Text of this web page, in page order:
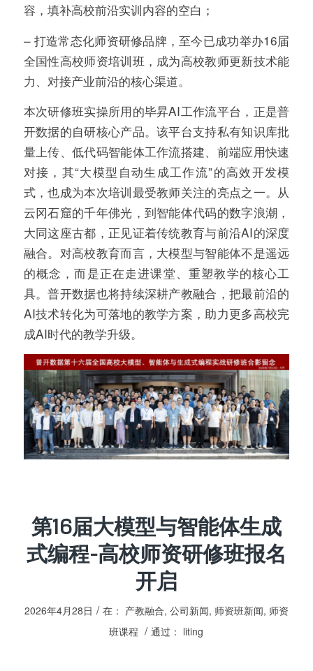
容，填补高校前沿实训内容的空白；
– 打造常态化师资研修品牌，至今已成功举办16届
全国性高校师资培训班，成为高校教师更新技术能
力、对接产业前沿的核心渠道。
本次研修班实操所用的毕昇AI工作流平台，正是普
开数据的自研核心产品。该平台支持私有知识库批
量上传、低代码智能体工作流搭建、前端应用快速
对接，其“大模型自动生成工作流”的高效开发模
式，也成为本次培训最受教师关注的亮点之一。从
云冈石窟的千年佛光，到智能体代码的数字浪潮，
大同这座古都，正见证着传统教育与前沿AI的深度
融合。对高校教育而言，大模型与智能体不是遥远
的概念，而是正在走进课堂、重塑教学的核心工
具。普开数据也将持续深耕产教融合，把最前沿的
AI技术转化为可落地的教学方案，助力更多高校完
成AI时代的教学升级。
第16届大模型与智能体生成
式编程-高校师资研修班报名
开启
2026年4月28日 / 在： 产教融合, 公司新闻, 师资班新闻, 师资
班课程 / 通过： liting